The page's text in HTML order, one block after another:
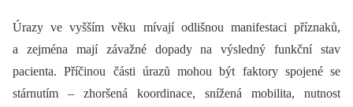
Úrazy ve vyšším věku mívají odlišnou manifestaci příznaků,
a zejména mají závažné dopady na výsledný funkční stav
pacienta. Příčinou části úrazů mohou být faktory spojené se
stárnutím –⁠ zhoršená koordinace, snížená mobilita, nutnost